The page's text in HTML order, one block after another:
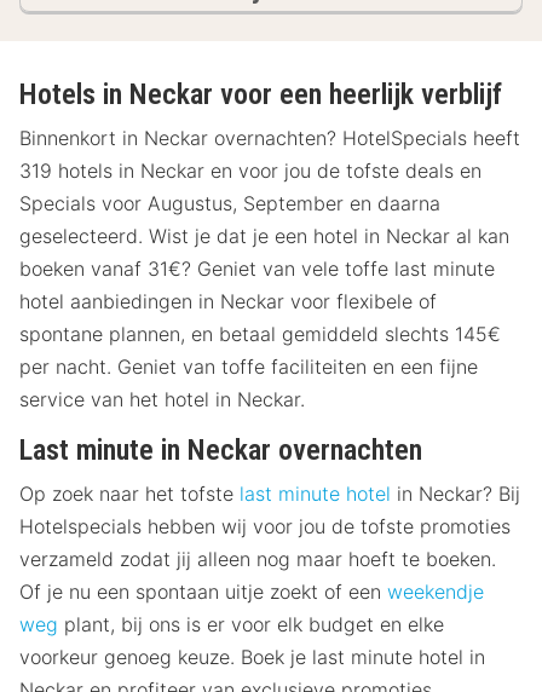
Hotels in Neckar voor een heerlijk verblijf
Binnenkort in Neckar overnachten? HotelSpecials heeft
319 hotels in Neckar en voor jou de tofste deals en
Specials voor Augustus, September en daarna
geselecteerd. Wist je dat je een hotel in Neckar al kan
boeken vanaf 31€? Geniet van vele toffe last minute
hotel aanbiedingen in Neckar voor flexibele of
spontane plannen, en betaal gemiddeld slechts 145€
per nacht. Geniet van toffe faciliteiten en een fijne
service van het hotel in Neckar.
Last minute in Neckar overnachten
Op zoek naar het tofste last minute hotel in Neckar? Bij
Hotelspecials hebben wij voor jou de tofste promoties
verzameld zodat jij alleen nog maar hoeft te boeken.
Of je nu een spontaan uitje zoekt of een weekendje
weg plant, bij ons is er voor elk budget en elke
voorkeur genoeg keuze. Boek je last minute hotel in